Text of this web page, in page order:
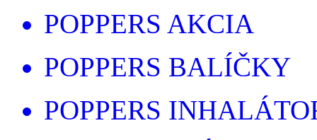
POPPERS AKCIA
POPPERS BALÍČKY
POPPERS